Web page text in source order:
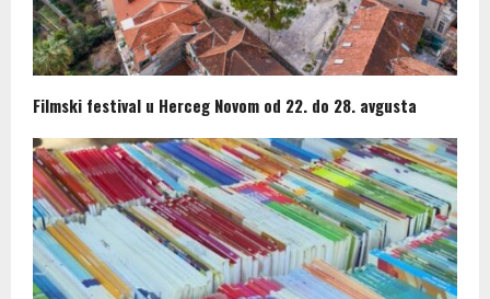
Filmski festival u Herceg Novom od 22. do 28. avgusta